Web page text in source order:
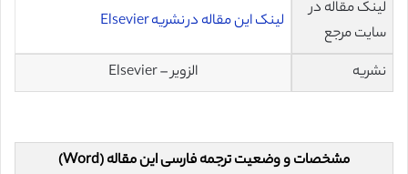
لینک مقاله در
سایت مرجع
لینک این مقاله در نشریه Elsevier
نشریه الزویر – Elsevier
مشخصات و وضعیت ترجمه فارسی این مقاله (Word)